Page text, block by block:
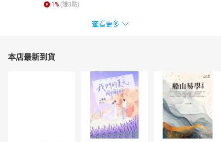
1% (賺3點)
查看更多
本店最新到貨